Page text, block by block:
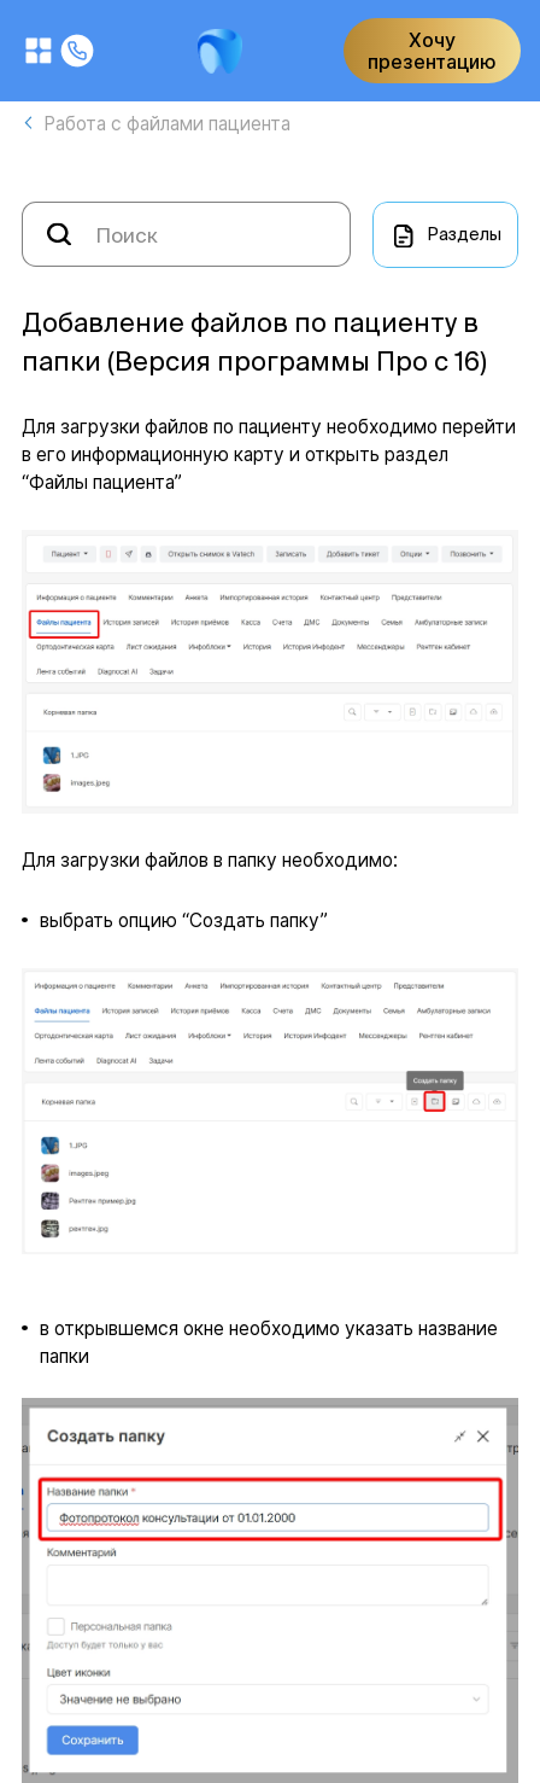
Хочу
презентацию
Работа с файлами пациента
Разделы
Добавление файлов по пациенту в
папки (Версия программы Про с 16)
Для загрузки файлов по пациенту необходимо перейти
в его информационную карту и открыть раздел
“Файлы пациента”
Для загрузки файлов в папку необходимо:
выбрать опцию “Создать папку”
в открывшемся окне необходимо указать название
папки